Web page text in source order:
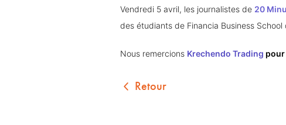
Vendredi 5 avril, les journalistes de 20
des étudiants de Financia Business
Nous remercions Krechendo Trading
Retour